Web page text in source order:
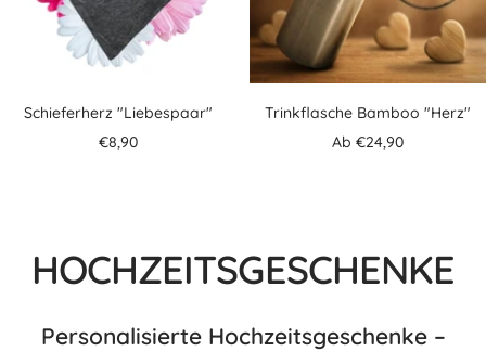
Schieferherz "Liebespaar"
Angebotspreis
€8,90
Trinkflasche Bamboo "Herz"
Angebotspreis
Ab €24,90
HOCHZEITSGESCHENKE
Personalisierte Hochzeitsgeschenke –